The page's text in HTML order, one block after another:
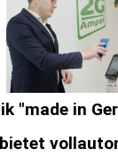
"made in